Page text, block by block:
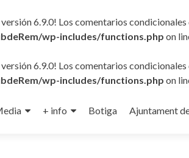
6.9.0! Los comentarios
wp-includes/functions.php on
6.9.0! Los comentarios
wp-includes/functions.php on
+ info Botiga Ajuntament